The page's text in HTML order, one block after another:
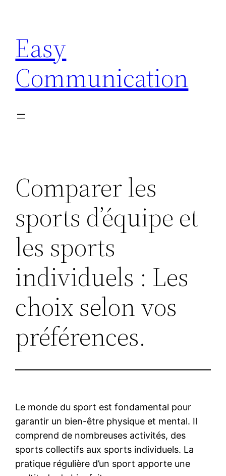
contenu
Easy
Communication
Comparer les
sports d’équipe et
les sports
individuels : Les
choix selon vos
préférences.
Le monde du sport est fondamental pour
garantir un bien-être physique et mental. Il
comprend de nombreuses activités, des
sports collectifs aux sports individuels. La
pratique régulière d’un sport apporte une